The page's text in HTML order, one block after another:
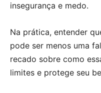
insegurança e medo.
Na prática, entender
pode ser menos uma
recado sobre como
limites e protege seu